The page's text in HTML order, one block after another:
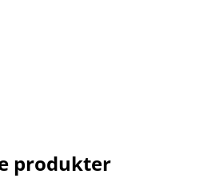
produkter